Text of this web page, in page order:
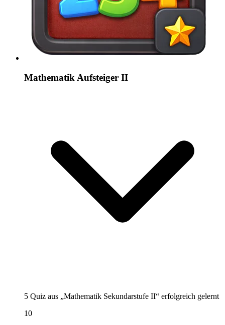
Mathematik Aufsteiger II
5 Quiz aus „Mathematik Sekundarstufe II“ erfolgreich gelernt
10